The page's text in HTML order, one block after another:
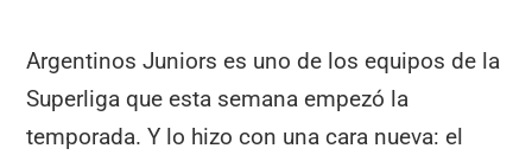
Argentinos Juniors es uno de los equipos de la
Superliga que esta semana empezó la
temporada. Y lo hizo con una cara nueva: el